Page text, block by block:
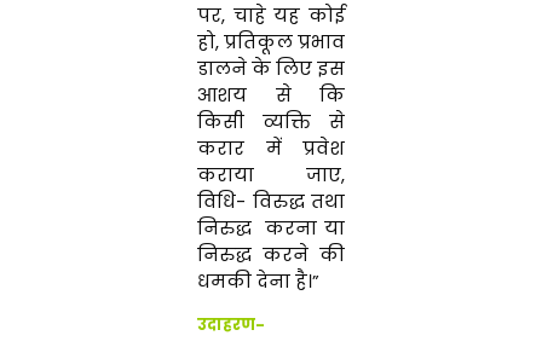
पर, चाहे यह कोई
हो, प्रतिकूल प्रभाव
डालने के लिए इस
आशय से कि
किसी व्यक्ति से
करार में प्रवेश
कराया जाए,
विधि- विरुद्ध तथा
निरुद्ध करना या
निरुद्ध करने की
धमकी देना है।”
उदाहरण-